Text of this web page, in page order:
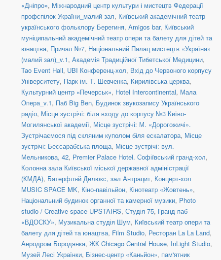
«Дніпро», Міжнародний центр культури і мистецтв Федерації
профспілок України_малий зал, Київський академічний театр
українського фольклору Берегиня, Amigos bar, Київський
муніципальний академічний театр опери та балету для дітей та
юнацтва, Причал №7, Національний Палац мистецтв «Україна»
(малий зал)_v.1, Академія Традиційної Тибетської Медицини,
Tao Event Hall, UBI Конференц-хол, Вхід до Червоного корпусу
Університету, Парк ім. Т. Шевченка, Кирилівська церква,
Культурний центр «Печерськ», Hotel Intercontinental, Мала
Опера_v.1, Паб Big Ben, Будинок звукозапису Українського
радіо, Місце зустрічі: біля входу до корпусу №3 Київо-
Могилянської академії, Місце зустрічі: М. «Дорогожичі».
Зустрічаємося під скляним куполом біля ескалатора, Місце
зустрічі: Бессарабська площа, Місце зустрічі: вул.
Мельникова, 42, Premier Palace Hotel. Софіївський гранд-хол,
Колонна зала Київської міської державної адміністрації
(КМДА), Батерфляй Делюкс, зал Антрацит, Концерт-хол
MUSIC SPACE MK, Кіно-павільйон, Кінотеатр «Жовтень»,
Національний будинок органної та камерної музики, Photo
studio / Creative space UPSTAIRS, Студія 75, Гранд-паб
«ВДОСКУ», Музикальна студія Шум, Київський театр опери та
балету для дітей та юнацтва, Film Studio, Ресторан La La Land,
Аеродром Бородянка, ЖК Chicago Central House, InLight Studio,
Музей Лесі Українки, Бізнес-центр «Каньйон», пам'ятник